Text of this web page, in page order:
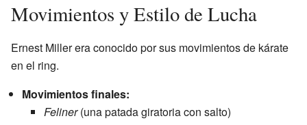
Movimientos y Estilo de Lucha
Ernest Miller era conocido por sus movimientos de kárate
en el ring.
Movimientos finales:
Feliner(una patada giratoria con salto)